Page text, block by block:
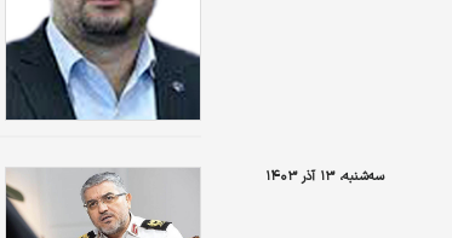
سه‌شنبه، ۱۳ آذر ۱۴۰۳